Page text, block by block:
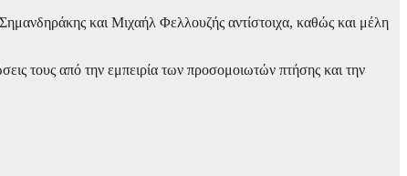
και Μιχαήλ Φελλουζής αντίστοιχα, καθώς και μέλη
τους από την εμπειρία των προσομοιωτών πτήσης και την